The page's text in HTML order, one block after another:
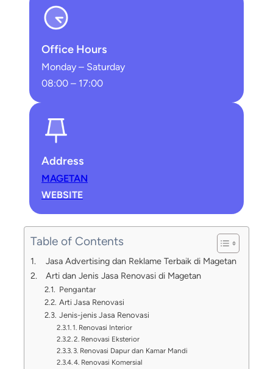
Office Hours
Monday – Saturday
08:00 – 17:00
Address
MAGETAN
WEBSITE
Table of Contents
Jasa Advertising dan Reklame Terbaik di Magetan
Arti dan Jenis Jasa Renovasi di Magetan
Pengantar
Arti Jasa Renovasi
Jenis-jenis Jasa Renovasi
1. Renovasi Interior
2. Renovasi Eksterior
3. Renovasi Dapur dan Kamar Mandi
4. Renovasi Komersial